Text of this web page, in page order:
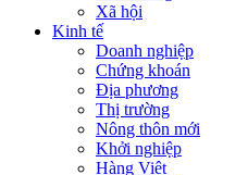
Xã hội
Kinh tế
Doanh nghiệp
Chứng khoán
Địa phương
Thị trường
Nông thôn mới
Khởi nghiệp
Hàng Việt